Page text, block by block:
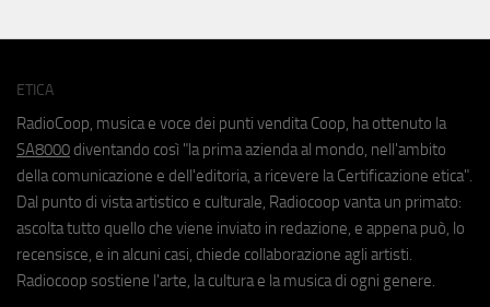
ETICA
RadioCoop, musica e voce dei punti vendita Coop, ha ottenuto la
SA8000 diventando così "la prima azienda al mondo, nell'ambito
della comunicazione e dell'editoria, a ricevere la Certificazione etica".
Dal punto di vista artistico e culturale, Radiocoop vanta un primato:
ascolta tutto quello che viene inviato in redazione, e appena può, lo
recensisce, e in alcuni casi, chiede collaborazione agli artisti.
Radiocoop sostiene l'arte, la cultura e la musica di ogni genere.